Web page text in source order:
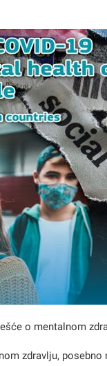
o mentalnom
zdravlju,